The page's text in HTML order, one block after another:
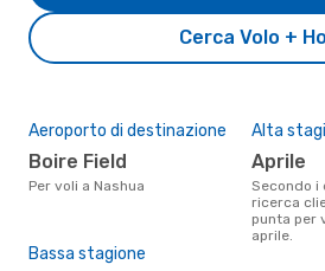
Cerca Volo +
Aeroporto di destinazione
Boire Field
Per voli a Nashua
Alta
aprile
Secondo i dati della nostra
ricerca
punta per
aprile.
Bassa stagione